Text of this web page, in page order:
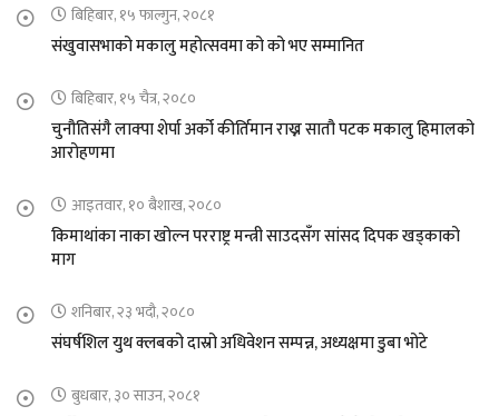
बिहिबार, १५ फाल्गुन, २०८१
संखुवासभाको मकालु महोत्सवमा को को भए सम्मानित
बिहिबार, १५ चैत्र, २०८०
चुनौतिसंगै लाक्पा शेर्पा अर्को कीर्तिमान राख्न सातौ पटक मकालु हिमालको
आरोहणमा
आइतवार, १० बैशाख, २०८०
किमाथांका नाका खोल्न परराष्ट्र मन्त्री साउदसँग सांसद दिपक खड्काको
माग
शनिबार, २३ भदौ, २०८०
संघर्षशिल युथ क्लबको दास्रो अधिवेशन सम्पन्न, अध्यक्षमा डुबा भोटे
बुधबार, ३० साउन, २०८१